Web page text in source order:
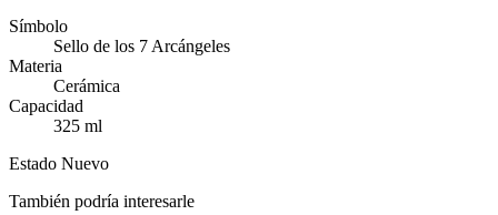
Símbolo
Sello de los 7 Arcángeles
Materia
Cerámica
Capacidad
325 ml
Estado Nuevo
También podría interesarle